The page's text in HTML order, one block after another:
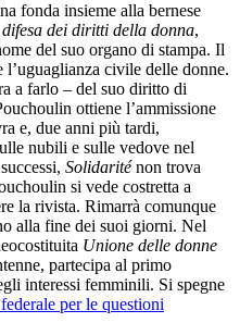
fonda insieme alla bernese
dei diritti della donna,
del suo organo di stampa. Il
civile delle donne.
a farlo – del suo diritto di
ottiene l’ammissione
e, due anni più tardi,
nubili e sulle vedove nel
Solidariténon trova
si vede costretta a
la rivista. Rimarrà comunque
alla fine dei suoi giorni. Nel
Unione delle donne
partecipa al primo
interessi femminili. Si spegne
per le questioni